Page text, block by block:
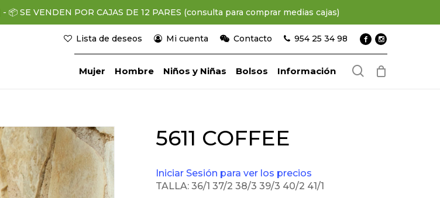
- 📦 SE VENDEN POR CAJAS DE 12 PARES (consulta para comprar medias cajas)
Lista de deseos Mi cuenta Contacto 954 25 34 98
Mujer Hombre Niños y Niñas Bolsos Información search
5611 COFFEE
Iniciar Sesión para ver los precios
TALLA: 36/1 37/2 38/3 39/3 40/2 41/1